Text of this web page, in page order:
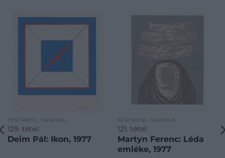
FESTMÉNY, GRAFIKA
129. tétel:
Deim Pál: Ikon, 1977
FESTMÉNY, GRAFIKA
121. tétel:
Martyn Ferenc: Léda
emléke, 1977